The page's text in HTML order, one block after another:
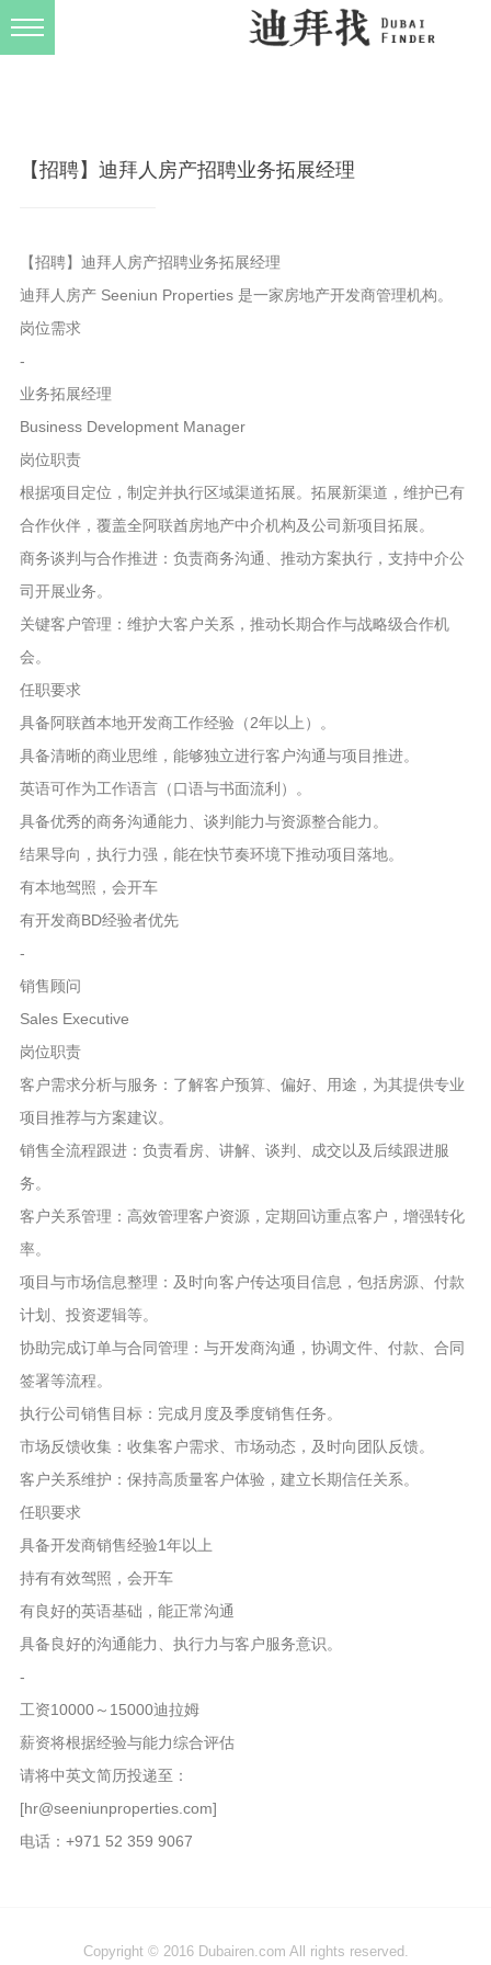
【招聘】迪拜人房产招聘业务拓展经理
【招聘】迪拜人房产招聘业务拓展经理
迪拜人房产 Seeniun Properties 是一家房地产开发商管理机构。
岗位需求
-
业务拓展经理
Business Development Manager
岗位职责
根据项目定位，制定并执行区域渠道拓展。拓展新渠道，维护已有
合作伙伴，覆盖全阿联酋房地产中介机构及公司新项目拓展。
商务谈判与合作推进：负责商务沟通、推动方案执行，支持中介公
司开展业务。
关键客户管理：维护大客户关系，推动长期合作与战略级合作机
会。
任职要求
具备阿联酋本地开发商工作经验（2年以上）。
具备清晰的商业思维，能够独立进行客户沟通与项目推进。
英语可作为工作语言（口语与书面流利）。
具备优秀的商务沟通能力、谈判能力与资源整合能力。
结果导向，执行力强，能在快节奏环境下推动项目落地。
有本地驾照，会开车
有开发商BD经验者优先
-
销售顾问
Sales Executive
岗位职责
客户需求分析与服务：了解客户预算、偏好、用途，为其提供专业
项目推荐与方案建议。
销售全流程跟进：负责看房、讲解、谈判、成交以及后续跟进服
务。
客户关系管理：高效管理客户资源，定期回访重点客户，增强转化
率。
项目与市场信息整理：及时向客户传达项目信息，包括房源、付款
计划、投资逻辑等。
协助完成订单与合同管理：与开发商沟通，协调文件、付款、合同
签署等流程。
执行公司销售目标：完成月度及季度销售任务。
市场反馈收集：收集客户需求、市场动态，及时向团队反馈。
客户关系维护：保持高质量客户体验，建立长期信任关系。
任职要求
具备开发商销售经验1年以上
持有有效驾照，会开车
有良好的英语基础，能正常沟通
具备良好的沟通能力、执行力与客户服务意识。
-
工资10000～15000迪拉姆
薪资将根据经验与能力综合评估
请将中英文简历投递至：
[hr@seeniunproperties.com]
电话：+971 52 359 9067
Copyright © 2016 Dubairen.com All rights reserved.